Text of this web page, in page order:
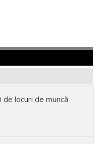
locuri de muncă